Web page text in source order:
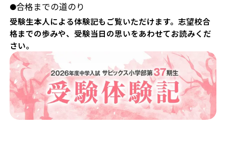
●合格までの道のり
受験生本人による体験記もご覧いただけます。志望校合
格までの歩みや、受験当日の思いをあわせてお読みくだ
さい。